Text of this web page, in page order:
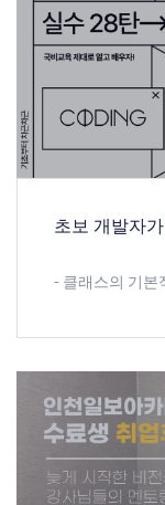
초보 개발자
- 클래스의 기본